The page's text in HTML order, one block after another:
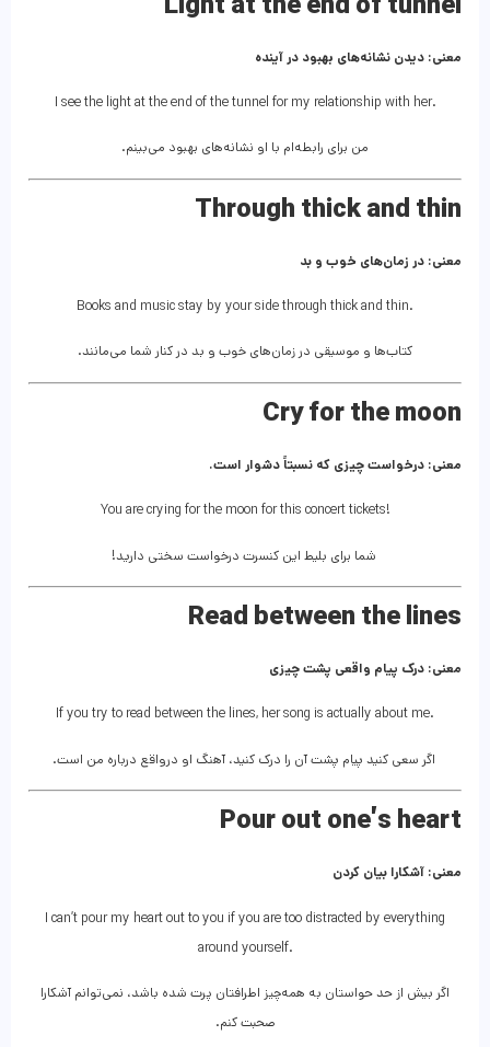
معنی: دیدن نشانه‌های بهبود در آینده
I see the light at the end of the tunnel for my relationship with her.
من برای رابطه‌ام با او نشانه‌های بهبود می‌بینم.
Through thick and thin
معنی: در زمان‌های خوب و بد
Books and music stay by your side through thick and thin.
کتاب‌ها و موسیقی در زمان‌های خوب و بد در کنار شما می‌مانند.
Cry for the moon
معنی: درخواست چیزی که نسبتاً دشوار است.
You are crying for the moon for this concert tickets!
شما برای بلیط این کنسرت درخواست سختی دارید!
Read between the lines
معنی: درک پیام واقعی پشت چیزی
If you try to read between the lines, her song is actually about me.
اگر سعی کنید پیام پشت آن را درک کنید، آهنگ او درواقع درباره من است.
Pour out one’s heart
معنی: آشکارا بیان کردن
I can’t pour my heart out to you if you are too distracted by everything
around yourself.
اگر بیش از حد حواستان به همه‌چیز اطرافتان پرت شده باشد، نمی‌توانم آشکارا
صحبت کنم.